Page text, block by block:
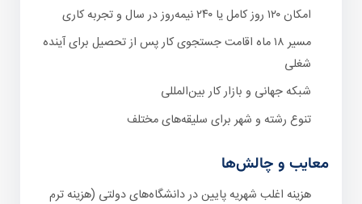
امکان ۱۲۰ روز کامل یا ۲۴۰ نیمه‌روز در سال و تجربه کاری
مسیر ۱۸ ماه اقامت جستجوی کار پس از تحصیل برای آینده
شغلی
شبکه جهانی و بازار کار بین‌المللی
تنوع رشته و شهر برای سلیقه‌های مختلف
معایب و چالش‌ها
هزینه اغلب شهریه پایین در دانشگاه‌های دولتی (هزینه ترم